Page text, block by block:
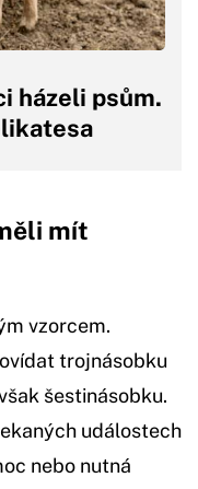
házeli psům.
mít
vzorcem.
trojnásobku
šestinásobku.
událostech
nebo nutná